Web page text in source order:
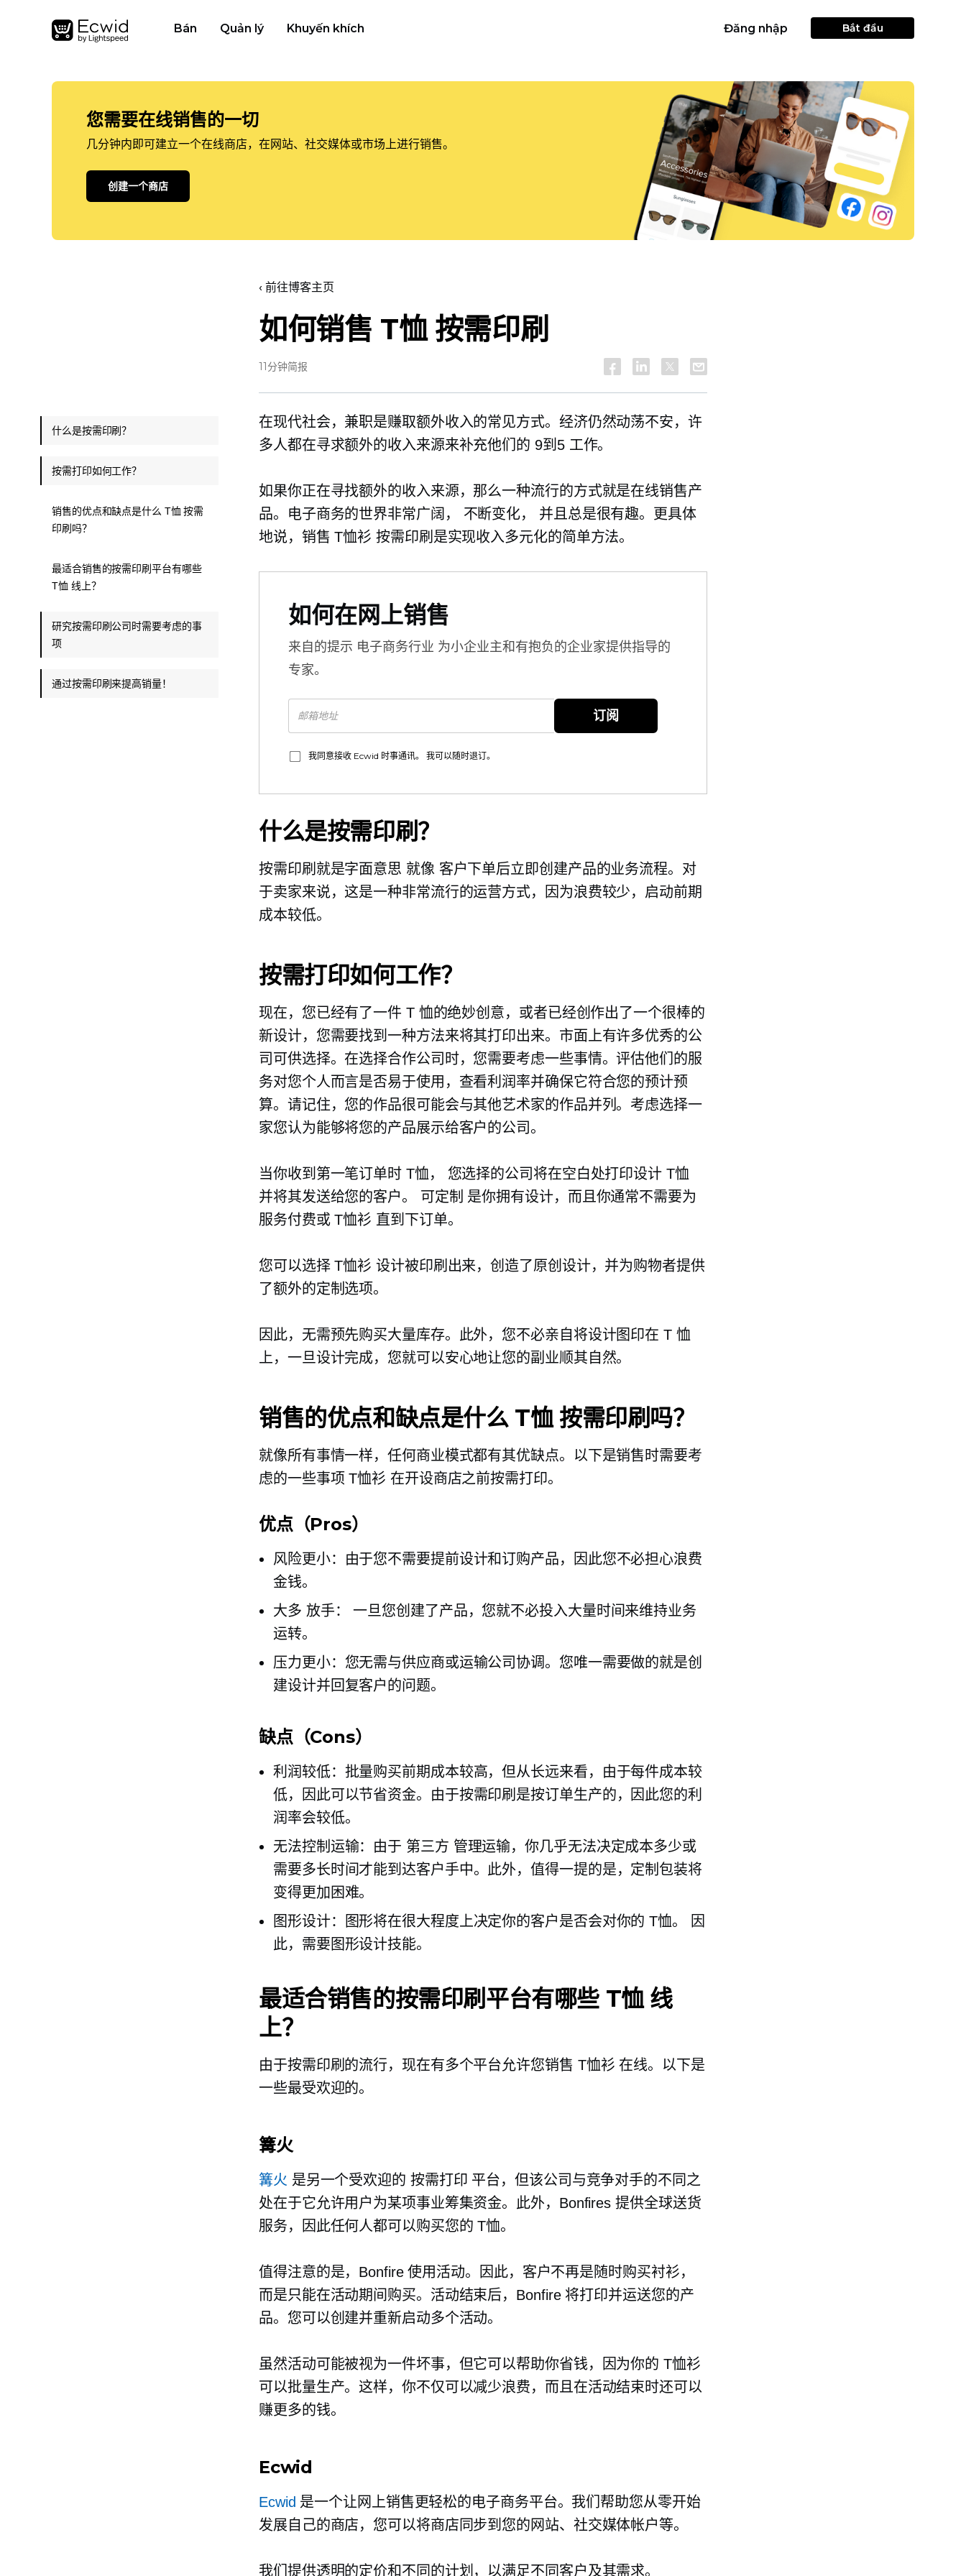
Bán Quản lý Khuyến khích Đăng nhập Bắt đầu
您需要在线销售的一切
几分钟内即可建立一个在线商店，在网站、社交媒体或市场上进行销售。
创建一个商店
‹ 前往博客主页
如何销售 T恤按需印刷
11分钟简报
在现代社会，兼职是赚取额外收入的常见方式。经济仍然动荡不安，许
多人都在寻求额外的收入来源来补充他们的 9到5工作。
如果你正在寻找额外的收入来源，那么一种流行的方式就是在线销售产
品。电子商务的世界非常广阔， 不断变化，
并且总是很有趣。更具体
地说，销售T恤衫 按需印刷是实现收入多元化的简单方法。
如何在网上销售
来自的提示 电子商务行业 为小企业主和有抱负的企业家提供指导的
专家。
订阅
我同意接收 Ecwid 时事通讯。 我可以随时退订。
什么是按需印刷？
按需印刷就是字面意思 就像 客户下单后立即创建产品的业务流程。对
于卖家来说，这是一种非常流行的运营方式，因为浪费较少，启动前期
成本较低。
按需打印如何工作？
现在，您已经有了一件 T 恤的绝妙创意，或者已经创作出了一个很棒的
新设计，您需要找到一种方法来将其打印出来。市面上有许多优秀的公
司可供选择。在选择合作公司时，您需要考虑一些事情。评估他们的服
务对您个人而言是否易于使用，查看利润率并确保它符合您的预计预
算。请记住，您的作品很可能会与其他艺术家的作品并列。考虑选择一
家您认为能够将您的产品展示给客户的公司。
当你收到第一笔订单时 T恤， 您选择的公司将在空白处打印设计 T恤
并将其发送给您的客户。 可定制 是你拥有设计，而且你通常不需要为
服务付费或T恤衫 直到下订单。
您可以选择T恤衫 设计被印刷​​出来，创造了原创设计，并为购物者提供
了额外的定制选项。
因此，无需预先购买大量库存。此外，您不必亲自将设计图印在 T 恤
上，一旦设计完成，您就可以安心地让您的副业顺其自然。
销售的优点和缺点是什么 T恤按需印刷吗？
就像所有事情一样，任何商业模式都有其优缺点。以下是销售时需要考
虑的一些事项T恤衫 在开设商店之前按需打印。
优点（Pros）
风险更小：由于您不需要提前设计和订购产品，因此您不必担心浪费
金钱。
大多 放手：
一旦您创建了产品，您就不必投入大量时间来维持业务
运转。
压力更小：您无需与供应商或运输公司协调。您唯一需要做的就是创
建设计并回复客户的问题。
缺点（Cons）
利润较低：批量购买前期成本较高，但从长远来看，由于每件成本较
低，因此可以节省资金。由于按需印刷是按订单生产的，因此您的利
润率会较低。
无法控制运输：由于 第三方 管理运输，你几乎无法决定成本多少或
需要多长时间才能到达客户手中。此外，值得一提的是，定制包装将
变得更加困难。
图形设计：图形将在很大程度上决定你的客户是否会对你的T恤。
因
此，需要图形设计技能。
最适合销售的按需印刷平台有哪些 T恤线
上？
由于按需印刷的流行，现在有多个平台允许您销售 T恤衫 在线。以下是
一些最受欢迎的。
篝火
篝火 是另一个受欢迎的 按需打印 平台，但该公司与竞争对手的不同之
处在于它允许用户为某项事业筹集资金。此外，Bonfires 提供全球送货
服务，因此任何人都可以购买您的T恤。
值得注意的是，Bonfire 使用活动。因此，客户不再是随时购买衬衫，
而是只能在活动期间购买。活动结束后，Bonfire 将打印并运送您的产
品。您可以创建并重新启动多个活动。
虽然活动可能被视为一件坏事，但它可以帮助你省钱，因为你的T恤衫
可以批量生产。这样，你不仅可以减少浪费，而且在活动结束时还可以
赚更多的钱。
Ecwid
Ecwid 是一个让网上销售更轻松的电子商务平台。我们帮助您从零开始
发展自己的商店，您可以将商店同步到您的网站、社交媒体帐户等。
我们提供透明的定价和不同的计划，以满足不同客户及其需求。
什么是按需印刷？
按需打印如何工作？
销售的优点和缺点是什么 T恤 按需
印刷吗？
最适合销售的按需印刷平台有哪些
T恤 线上？
研究按需印刷公司时需要考虑的事
项
通过按需印刷来提高销量！